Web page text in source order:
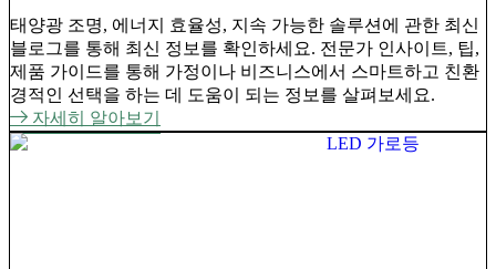
태양광 조명, 에너지 효율성, 지속 가능한 솔루션에 관한 최신
블로그를 통해 최신 정보를 확인하세요. 전문가 인사이트, 팁,
제품 가이드를 통해 가정이나 비즈니스에서 스마트하고 친환
경적인 선택을 하는 데 도움이 되는 정보를 살펴보세요.
자세히 알아보기